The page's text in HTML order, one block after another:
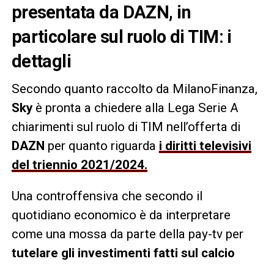
presentata da DAZN, in
particolare sul ruolo di TIM: i
dettagli
Secondo quanto raccolto da MilanoFinanza,
Skyè pronta a chiedere alla Lega Serie A
chiarimenti sul ruolo di TIM nell’offerta di
DAZN per quanto riguarda i diritti televisivi
del triennio 2021/2024.
Una controffensiva che secondo il
quotidiano economico è da interpretare
come una mossa da parte della pay-tv per
tutelare gli investimenti fatti sul calcio